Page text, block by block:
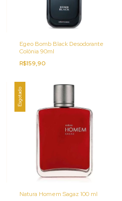
Egeo Bomb Black Desodorante
Colônia 90ml
R$159,90
Esgotado
Natura Homem Sagaz 100 ml